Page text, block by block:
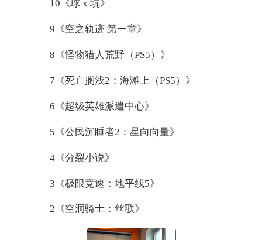
10《球 x 坑》
9《空之轨迹 第一章》
8《怪物猎人荒野（PS5）》
7《死亡搁浅2：海滩上（PS5）》
6《超级英雄派遣中心》
5《公民沉睡者2：星向向量》
4《分裂小说》
3《极限竞速：地平线5》
2《空洞骑士：丝歌》